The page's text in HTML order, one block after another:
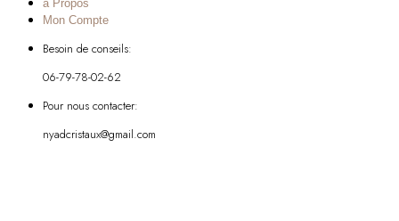
à Propos
Mon Compte
Besoin de conseils:
06-79-78-02-62
Pour nous contacter:
nyadcristaux@gmail.com